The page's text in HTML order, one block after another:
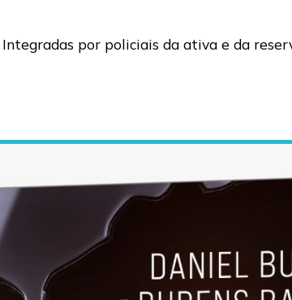
por policiais da ativa e da